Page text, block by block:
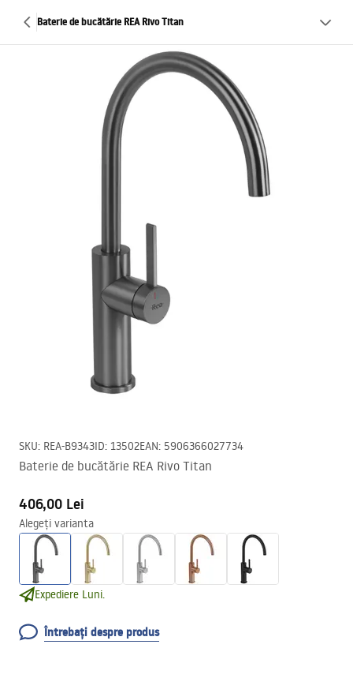
Baterie de bucătărie REA Rivo Titan
SKU: REA-B9343ID: 13502EAN: 5906366027734
Baterie de bucătărie REA Rivo Titan
406,00 Lei
Alegeți varianta
Expediere Luni.
Întrebați despre produs